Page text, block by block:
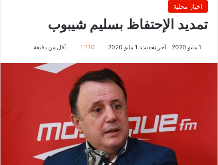
اخبار محلية
تمديد الإحتفاظ بسليم شيبوب
1 مايو 2020 آخر تحديث: 1 مايو 2020 1٬110 أقل من دقيقة